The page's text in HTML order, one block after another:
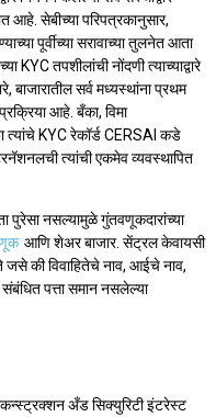
आहे. सेबीच्या परिपत्रकानुसार,
पूर्वीच्या सरावाच्या तुलनेत आता
KYC तपशीलांची नोंदणी त्याच्याद्वारे
बाजारातील सर्व मध्यस्थांना प्रथम
आहे. बँका, विमा
KYC रेकॉर्ड CERSAI कडे
त्यांची एकमेव व्यवस्थापित
पुरेसा नसल्यामुळे गुंतवणूकदारांच्या
आणि शेअर बाजार. सेंट्रल केवायसी
जसे की विवाहितेचे नाव, आईचे नाव,
पत्ता समान नसलेल्या
अँड सिक्युरिटी इंटरेस्ट